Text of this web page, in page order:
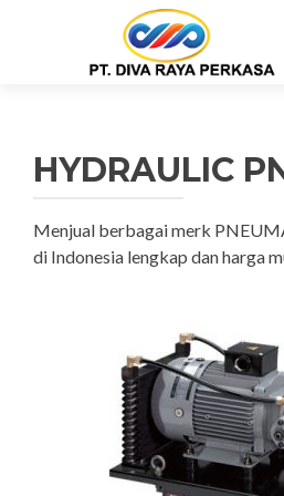
HYDRAULIC
Menjual berbagai merk
di Indonesia lengkap dan harga